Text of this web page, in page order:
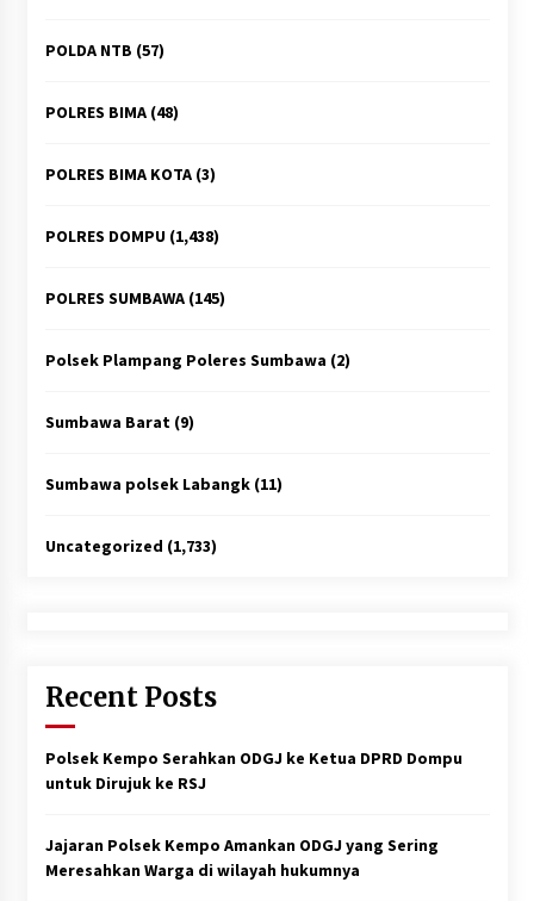
POLDA NTB (57)
POLRES BIMA(48)
POLRES BIMA KOTA(3)
POLRES DOMPU(1,438)
POLRES SUMBAWA(145)
Polsek Plampang Poleres Sumbawa (2)
Sumbawa Barat(9)
Sumbawa polsek Labangk(11)
Uncategorized (1,733)
Recent Posts
Polsek Kempo Serahkan ODGJ ke Ketua DPRD Dompu
untuk Dirujuk ke RSJ
Jajaran Polsek Kempo Amankan ODGJ yang Sering
Meresahkan Warga di wilayah hukumnya